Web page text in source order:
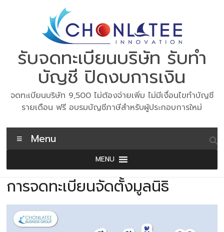
รับจดทะเบียนบริษัท รับทำ
บัญชี ปิดงบการเงิน
จดทะเบียนบริษัท 9,500 ไม่ต้องจ่ายเพิ่ม ไม่มีเงื่อนไขทำบัญชี
รายเดือน ฟรี อบรมบัญชีภาษีสำหรับผู้ประกอบการใหม่
Menu
MENU
การจดทะเบียนจัดตั้งมูลนิธิ